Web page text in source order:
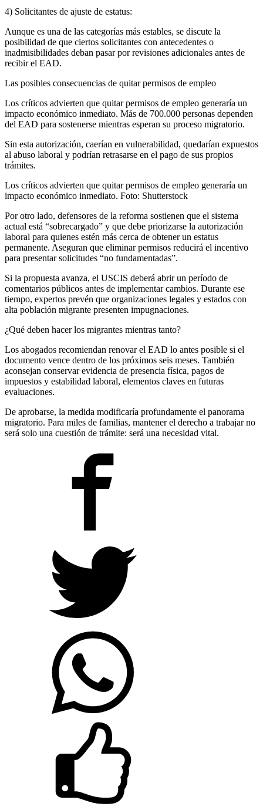
4) Solicitantes de ajuste de estatus:
Aunque es una de las categorías más estables, se discute la
posibilidad de que ciertos solicitantes con antecedentes o
inadmisibilidades deban pasar por revisiones adicionales antes de
recibir el EAD.
Las posibles consecuencias de quitar permisos de empleo
Los críticos advierten que quitar permisos de empleo generaría un
impacto económico inmediato. Más de 700.000 personas dependen
del EAD para sostenerse mientras esperan su proceso migratorio.
Sin esta autorización, caerían en vulnerabilidad, quedarían expuestos
al abuso laboral y podrían retrasarse en el pago de sus propios
trámites.
Los críticos advierten que quitar permisos de empleo generaría un
impacto económico inmediato. Foto: Shutterstock
Por otro lado, defensores de la reforma sostienen que el sistema
actual está “sobrecargado” y que debe priorizarse la autorización
laboral para quienes estén más cerca de obtener un estatus
permanente. Aseguran que eliminar permisos reducirá el incentivo
para presentar solicitudes “no fundamentadas”.
Si la propuesta avanza, el USCIS deberá abrir un período de
comentarios públicos antes de implementar cambios. Durante ese
tiempo, expertos prevén que organizaciones legales y estados con
alta población migrante presenten impugnaciones.
¿Qué deben hacer los migrantes mientras tanto?
Los abogados recomiendan renovar el EAD lo antes posible si el
documento vence dentro de los próximos seis meses. También
aconsejan conservar evidencia de presencia física, pagos de
impuestos y estabilidad laboral, elementos claves en futuras
evaluaciones.
De aprobarse, la medida modificaría profundamente el panorama
migratorio. Para miles de familias, mantener el derecho a trabajar no
será solo una cuestión de trámite: será una necesidad vital.